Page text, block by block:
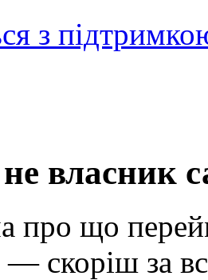
з
власник
про що
— скоріш за